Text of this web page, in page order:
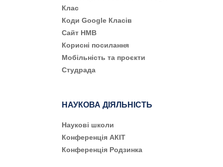
Клас
Коди Google Класів
Сайт НМВ
Корисні посилання
Мобільність та проєкти
Студрада
НАУКОВА ДІЯЛЬНІСТЬ
Наукові школи
Конференція АКІТ
Конференція Родзинка